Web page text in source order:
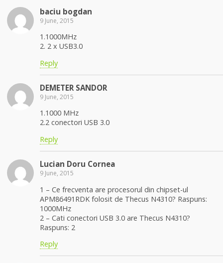
baciu bogdan
9 June, 2015
1.1000MHz
2. 2 x USB3.0
Reply
DEMETER SANDOR
9 June, 2015
1.1000 MHz
2.2 conectori USB 3.0
Reply
Lucian Doru Cornea
9 June, 2015
1 – Ce frecventa are procesorul din chipset-ul
APM86491RDK folosit de Thecus N4310? Raspuns:
1000MHz
2 – Cati conectori USB 3.0 are Thecus N4310?
Raspuns: 2
Reply